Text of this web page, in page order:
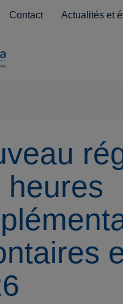
Contact Actualités et
heures